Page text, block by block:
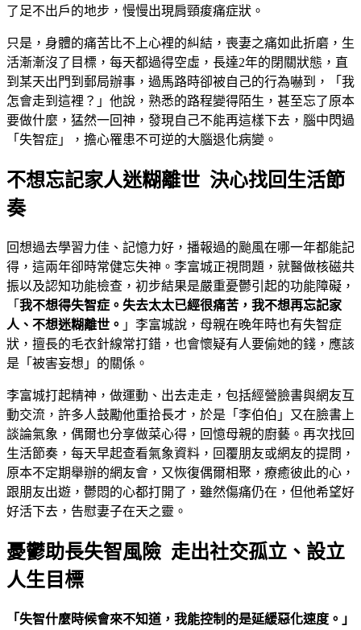
了足不出戶的地步，慢慢出現肩頸痠痛症狀。
只是，身體的痛苦比不上心裡的糾結，喪妻之痛如此折磨，生
活漸漸沒了目標，每天都過得空虛，長達2年的閉關狀態，直
到某天出門到郵局辦事，過馬路時卻被自己的行為嚇到，「我
怎會走到這裡？」他說，熟悉的路程變得陌生，甚至忘了原本
要做什麼，猛然一回神，發現自己不能再這樣下去，腦中閃過
「失智症」，擔心罹患不可逆的大腦退化病變。
不想忘記家人迷糊離世 決心找回生活節
奏
回想過去學習力佳、記憶力好，播報過的颱風在哪一年都能記
得，這兩年卻時常健忘失神。李富城正視問題，就醫做核磁共
振以及認知功能檢查，初步結果是嚴重憂鬱引起的功能障礙，
「 我不想得失智症。失去太太已經很痛苦，我不想再忘記家
人、不想迷糊離世。 」李富城說，母親在晚年時也有失智症
狀，擅長的毛衣針線常打錯，也會懷疑有人要偷她的錢，應該
是「被害妄想」的關係。
李富城打起精神，做運動、出去走走，包括經營臉書與網友互
動交流，許多人鼓勵他重拾長才，於是「李伯伯」又在臉書上
談論氣象，偶爾也分享做菜心得，回憶母親的廚藝。再次找回
生活節奏，每天早起查看氣象資料，回覆朋友或網友的提問，
原本不定期舉辦的網友會，又恢復偶爾相聚，療癒彼此的心，
跟朋友出遊，鬱悶的心都打開了，雖然傷痛仍在，但他希望好
好活下去，告慰妻子在天之靈。
憂鬱助長失智風險 走出社交孤立、設立
人生目標
「失智什麼時候會來不知道，我能控制的是延緩惡化速度。」